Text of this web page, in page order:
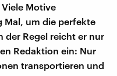
Motive
um die perfekte
der Regel reicht er nur
Redaktion ein: Nur
transportieren und